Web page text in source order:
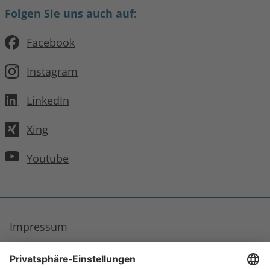
Folgen Sie uns auch auf:
Facebook
Instagram
LinkedIn
Xing
Youtube
Impressum
Datenschutzhinweise